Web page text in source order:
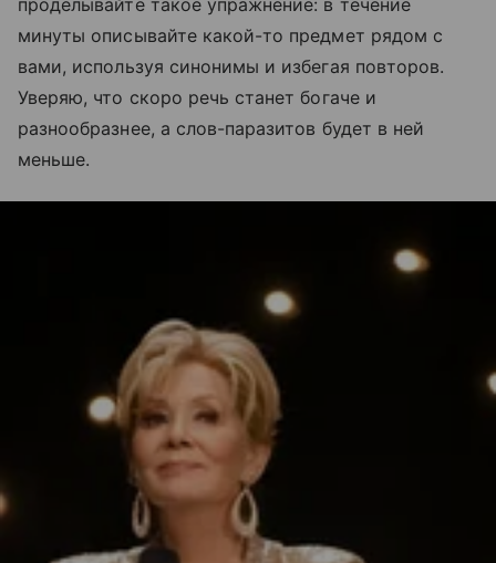
минуты описывайте какой-то предмет рядом с
вами, используя синонимы и избегая повторов.
Уверяю, что скоро речь станет богаче и
разнообразнее, а слов-паразитов будет в ней
меньше.